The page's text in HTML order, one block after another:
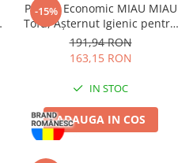
-15%
Pachet Economic MIAU MIAU
Tofu, Așternut Igienic pentru
Pisică, Aloe Vera, 6x6L
191,94 RON
163,15 RON
IN STOC
ADAUGA IN COS